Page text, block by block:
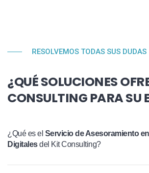
RESOLVEMOS TODAS SUS DUDAS
¿QUÉ SOLUCIONES
CONSULTING PARA SU
¿Qué es el Servicio de Asesoramiento
Digitalesdel Kit Consulting?